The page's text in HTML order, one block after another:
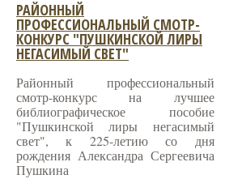
РАЙОННЫЙ
ПРОФЕССИОНАЛЬНЫЙ СМОТР-
КОНКУРС "ПУШКИНСКОЙ ЛИРЫ
НЕГАСИМЫЙ СВЕТ"
Районный профессиональный
смотр-конкурс на лучшее
библиографическое пособие
"Пушкинской лиры негасимый
свет", к 225-летию со дня
рождения Александра Сергеевича
Пушкина